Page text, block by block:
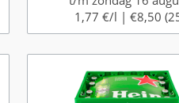
1,77 €/l | €8,50